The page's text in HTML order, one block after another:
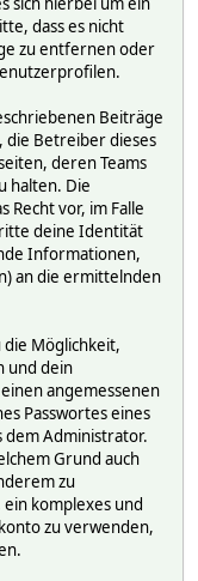
dass es nicht
zu entfernen oder
Beiträge
die Betreiber dieses
deren Teams
halten. Die
Recht vor, im Falle
deine Identität
Informationen,
an die ermittelnden
Möglichkeit,
und dein
angemessenen
Passwortes eines
dem Administrator.
Grund auch
zu
komplexes und
zu verwenden,